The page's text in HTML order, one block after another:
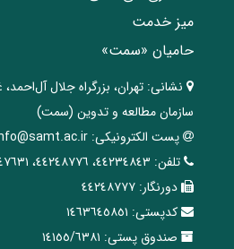
میز خدمت
حامیان «سمت»
نشانی: تهران، ‌بزرگراه ‌جلال
سازمان مطالعه و تدوین‌ (سمت)
پست الکترونیکی:
تلفن: ٤٤٢٣٤٨٤٣، ٤٤٢٤٨٧٧٦، ٤٤٢٤٧٦٣١
دورنگار: ٤٤٢٤٨٧٧٧
کدپستی: ١٤٦٣٦٤٥٨٥١
صندوق پستی: ١٤١٥٥/٦٣٨١